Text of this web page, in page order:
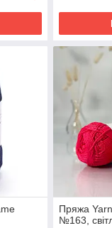
Пряжа
№163,